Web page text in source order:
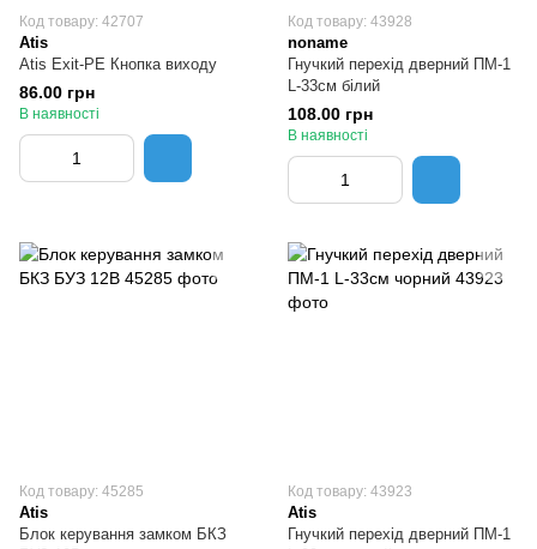
Код товару: 42707
Atis
Atis Exit-PE Кнопка виходу
86.00 грн
В наявності
Код товару: 43928
noname
Гнучкий перехід дверний ПМ-1
L-33см білий
108.00 грн
В наявності
Код товару: 45285
Atis
Блок керування замком БКЗ
Код товару: 43923
Atis
Гнучкий перехід дверний ПМ-1